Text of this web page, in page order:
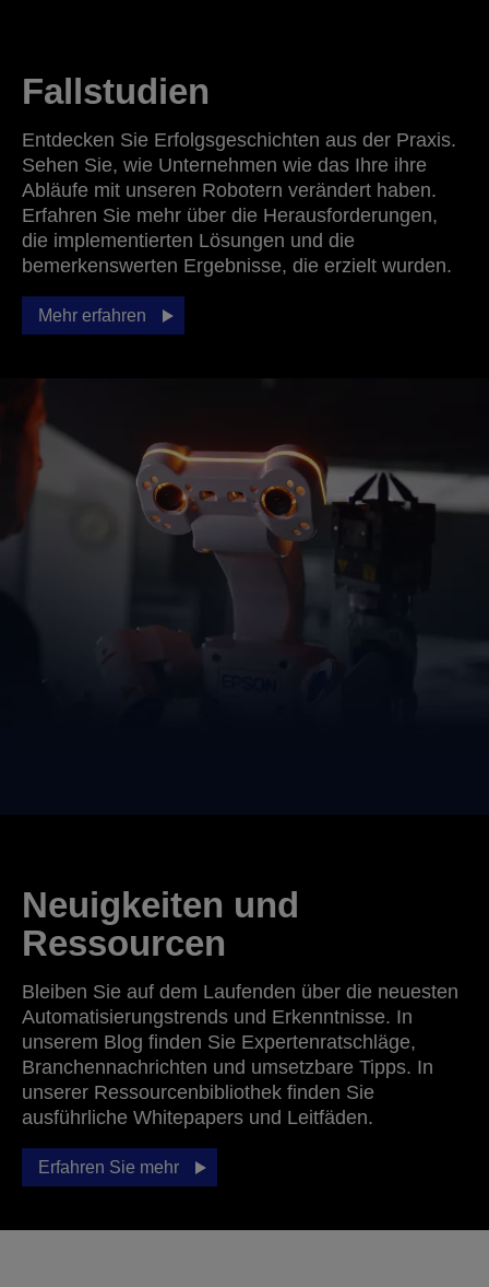
Fallstudien
Entdecken Sie Erfolgsgeschichten aus der Praxis.
Sehen Sie, wie Unternehmen wie das Ihre ihre
Abläufe mit unseren Robotern verändert haben.
Erfahren Sie mehr über die Herausforderungen,
die implementierten Lösungen und die
bemerkenswerten Ergebnisse, die erzielt wurden.
Mehr erfahren
Neuigkeiten und
Ressourcen
Bleiben Sie auf dem Laufenden über die neuesten
Automatisierungstrends und Erkenntnisse. In
unserem Blog finden Sie Expertenratschläge,
Branchennachrichten und umsetzbare Tipps. In
unserer Ressourcenbibliothek finden Sie
ausführliche Whitepapers und Leitfäden.
Erfahren Sie mehr